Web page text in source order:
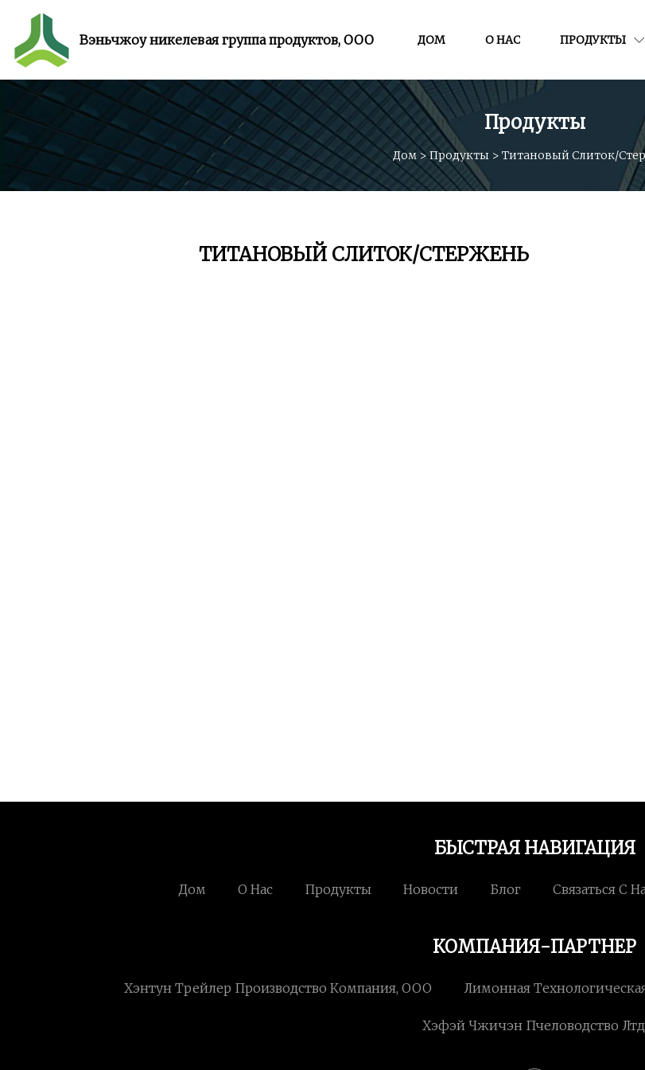
Вэньчжоу никелевая группа продуктов, ООО ДОМ О НАС ПРОДУКТЫ
Продукты
Дом >Продукты > Титановый Слиток/
ТИТАНОВЫЙ СЛИТОК/СТЕРЖЕНЬ
БЫСТРАЯ НАВИГАЦИЯ
Дом О Нас Продукты Новости Блог Связаться С
КОМПАНИЯ-ПАРТНЕР
Хэнтун Трейлер Производство Компания, ООО Лимонная
Хэфэй Чжичэн Пчеловодство